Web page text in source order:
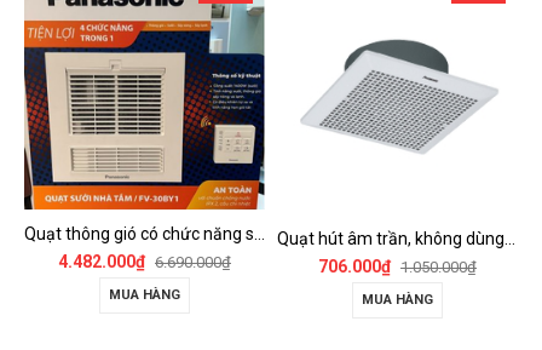
4.482.000₫ 6.690.000₫
MUA HÀNG
Quạt hút âm trần, không dùng ống dẫn Panasonic - FV-25TGU6
706.000₫ 1.050.000₫
MUA HÀNG